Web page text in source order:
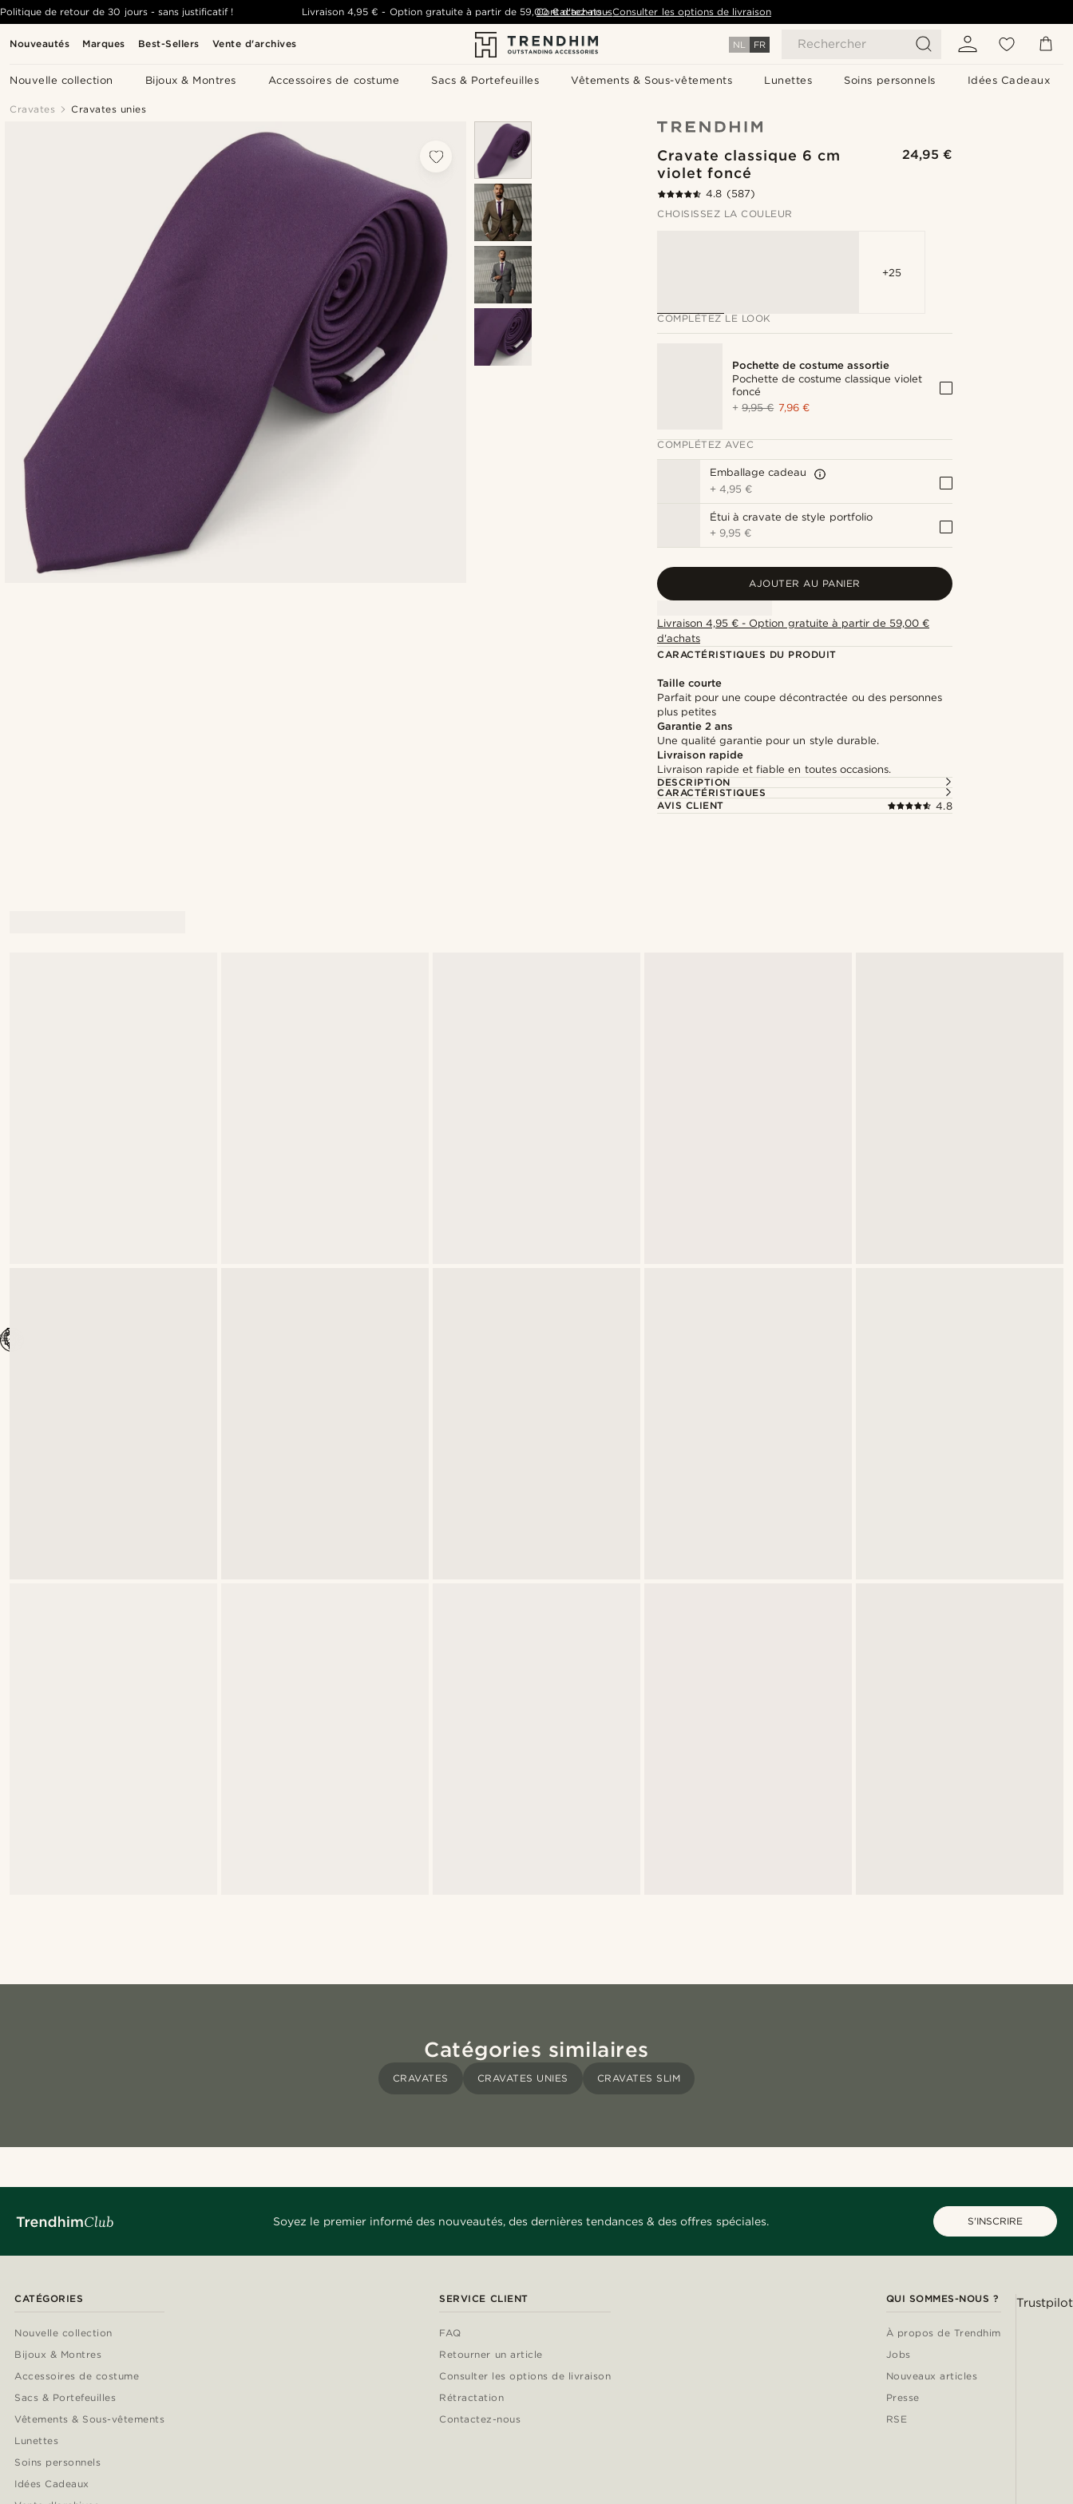
Nouveautés Marques Best-Sellers Vente d'archives NL FR Rechercher
Nouvelle collection Bijoux & Montres Accessoires de costume Sacs & Portefeuilles Vêtements & Sous-vêtements Lunettes Soins personnels Idées Cadeaux
Politique de retour de 30 jours - sans justificatif ! Livraison 4,95 € - Option gratuite à partir de59,00 €d'achats- Consulter les options de livraison
Contactez-nous
Cravates Cravates unies
Cravate classique 6 cm
violet foncé
24,95 €
4.8 (587)
CHOISISSEZ LA COULEUR
+25
COMPLÉTEZ LE LOOK
Pochette de costume assortie
Pochette de costume classique violet
foncé
+9,95 € 7,96 €
COMPLÉTEZ AVEC
Emballage cadeau
+4,95 €
Étui à cravate de style portfolio
+ 9,95 €
AJOUTER AU PANIER
Livraison 4,95 € - Option gratuite à partir de 59,00 €
d'achats
CARACTÉRISTIQUES DU PRODUIT
Taille courte
Parfait pour une coupe décontractée ou des personnes
plus petites
Garantie 2 ans
Une qualité garantie pour un style durable.
Livraison rapide
Livraison rapide et fiable en toutes occasions.
DESCRIPTION
CARACTÉRISTIQUES
AVIS CLIENT
4.8
Catégories similaires
CRAVATES CRAVATES UNIES CRAVATES SLIM
Soyez le premier informé des nouveautés, des dernières tendances & des offres spéciales. S'INSCRIRE
CATÉGORIES
Nouvelle collection
Bijoux & Montres
Accessoires de costume
Sacs & Portefeuilles
Vêtements & Sous-vêtements
Lunettes
Soins personnels
Idées Cadeaux
SERVICE CLIENT
FAQ
Retourner un article
Consulter les options de livraison
Rétractation
Contactez-nous
QUI SOMMES-NOUS ?
À propos de Trendhim
Jobs
Nouveaux articles
Presse
RSE
Trustpilot